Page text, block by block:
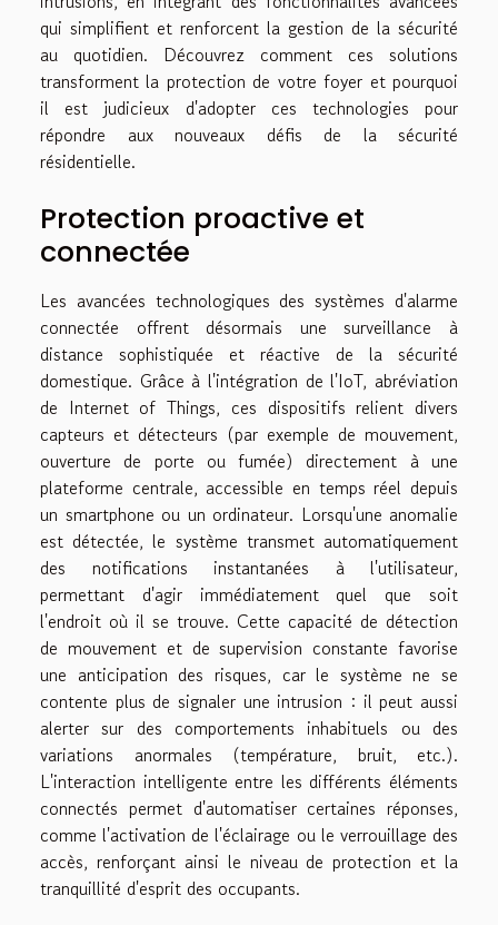
qui simplifient et renforcent la gestion de la sécurité
au quotidien. Découvrez comment ces solutions
transforment la protection de votre foyer et pourquoi
il est judicieux d'adopter ces technologies pour
répondre aux nouveaux défis de la sécurité
résidentielle.
Protection proactive et
connectée
Les avancées technologiques des systèmes d'alarme
connectée offrent désormais une surveillance à
distance sophistiquée et réactive de la sécurité
domestique. Grâce à l'intégration de l'IoT, abréviation
de Internet of Things, ces dispositifs relient divers
capteurs et détecteurs (par exemple de mouvement,
ouverture de porte ou fumée) directement à une
plateforme centrale, accessible en temps réel depuis
un smartphone ou un ordinateur. Lorsqu'une anomalie
est détectée, le système transmet automatiquement
des notifications instantanées à l'utilisateur,
permettant d'agir immédiatement quel que soit
l'endroit où il se trouve. Cette capacité de détection
de mouvement et de supervision constante favorise
une anticipation des risques, car le système ne se
contente plus de signaler une intrusion : il peut aussi
alerter sur des comportements inhabituels ou des
variations anormales (température, bruit, etc.).
L'interaction intelligente entre les différents éléments
connectés permet d'automatiser certaines réponses,
comme l'activation de l'éclairage ou le verrouillage des
accès, renforçant ainsi le niveau de protection et la
tranquillité d'esprit des occupants.